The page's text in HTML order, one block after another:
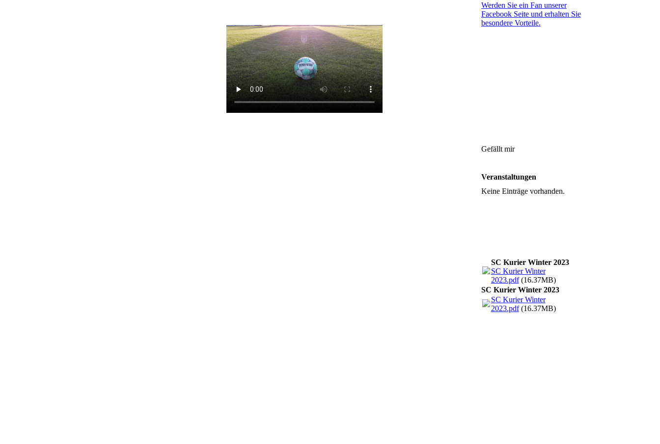
Werden Sie ein Fan unserer
Facebook Seite und erhalten Sie
besondere Vorteile.
Gefällt mir
Veranstaltungen
Keine Einträge vorhanden.
SC Kurier Winter 2023
SC Kurier Winter
2023.pdf(16.37MB)
SC Kurier Winter 2023
SC Kurier Winter
2023.pdf(16.37MB)